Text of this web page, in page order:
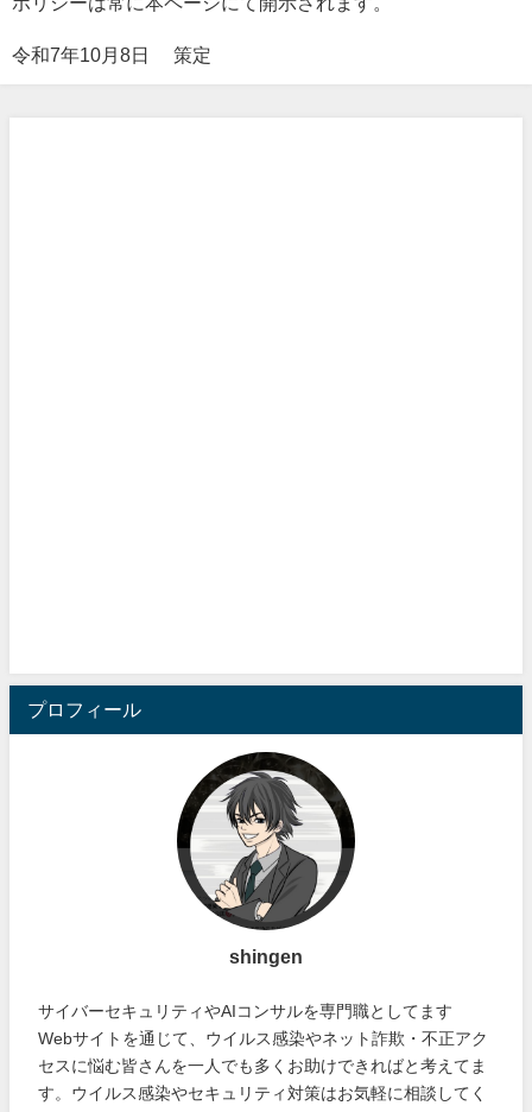
令和7年10月8日 策定
プロフィール
shingen
サイバーセキュリティやAIコンサルを専門職としてます
Webサイトを通じて、ウイルス感染やネット詐欺・不正アク
セスに悩む皆さんを一人でも多くお助けできればと考えてま
す。ウイルス感染やセキュリティ対策はお気軽に相談してく